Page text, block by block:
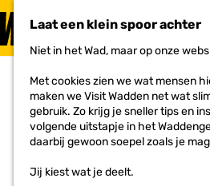
Laat een klein spoor achter
Niet in het Wad, maar op onze
Met cookies zien we wat mensen
maken we Visit Wadden net wat
gebruik. Zo krijg je sneller tips en
volgende uitstapje in het
daarbij gewoon soepel zoals je
Jij kiest wat je deelt.
G
F
v
r
i
e
t
e